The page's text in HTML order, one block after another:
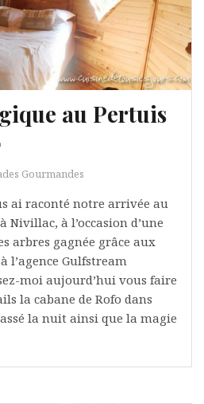
au Pertuis
Gourmandes
ai raconté notre arrivée au
Nivillac, à l’occasion d’une
arbres gagnée grâce aux
l’agence Gulfstream
moi aujourd’hui vous faire
la cabane de Rofo dans
la nuit ainsi que la magie